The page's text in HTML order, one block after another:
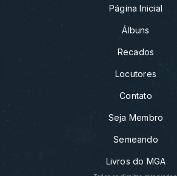
Página Inicial
Álbuns
Recados
Locutores
Contato
Seja Membro
Semeando
Livros do MGA